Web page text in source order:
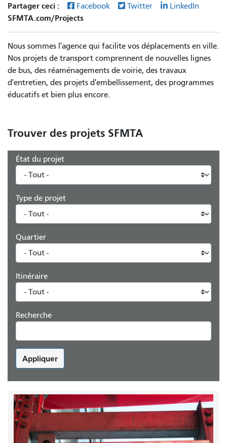
Partager ceci : Facebook Twitter LinkedIn
SFMTA.com/Projects
Nous sommes l'agence qui facilite vos déplacements en ville.
Nos projets de transport comprennent de nouvelles lignes
de bus, des réaménagements de voirie, des travaux
d'entretien, des projets d'embellissement, des programmes
éducatifs et bien plus encore.
Trouver des projets SFMTA
État du projet
Type de projet
Quartier
Itinéraire
Recherche
Appliquer